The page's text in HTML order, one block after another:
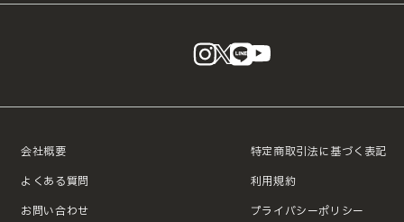
instagram
X LINE
会社概要
よくある質問
お問い合わせ
特定商取引法に基づく表記
利用規約
プライバシーポリシー